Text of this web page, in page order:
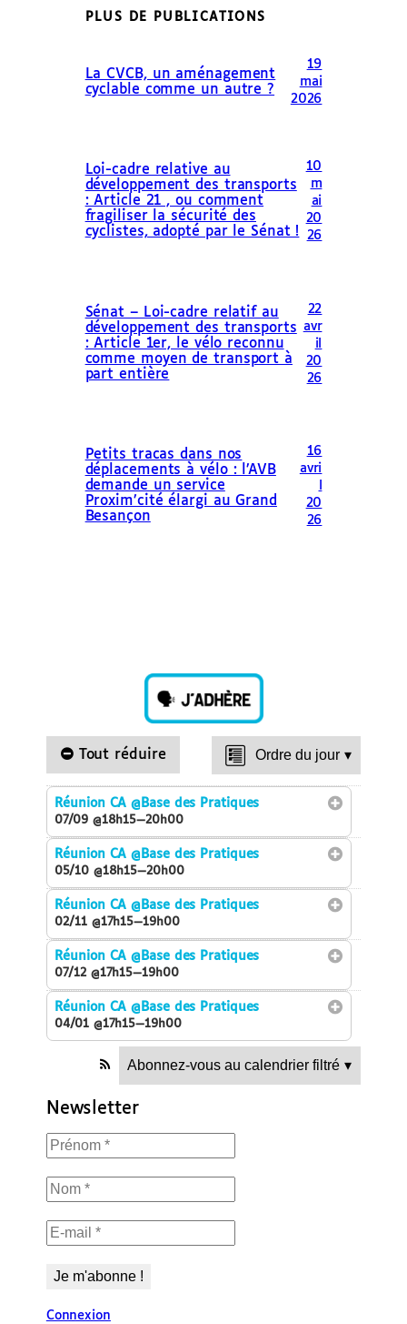
PLUS DE PUBLICATIONS
La CVCB, un aménagement
cyclable comme un autre ?
19
mai
2026
Loi-cadre relative au
développement des transports
: Article 21 , ou comment
fragiliser la sécurité des
cyclistes, adopté par le Sénat !
10
m
ai
20
26
Sénat – Loi-cadre relatif au
développement des transports
: Article 1er, le vélo reconnu
comme moyen de transport à
part entière
22
avr
il
20
26
Petits tracas dans nos
déplacements à vélo : l’AVB
demande un service
Proxim’cité élargi au Grand
Besançon
16
avri
20
26
Tout réduire Ordre du jour ▾
Réunion CA@Base des Pratiques
07/09 @18h15—20h00
Réunion CA@Base des Pratiques
05/10 @18h15—20h00
Réunion CA@Base des Pratiques
02/11 @17h15—19h00
Réunion CA@Base des Pratiques
07/12 @17h15—19h00
Réunion CA@Base des Pratiques
04/01 @17h15—19h00
Abonnez-vous au calendrier filtré ▾
Newsletter
Connexion